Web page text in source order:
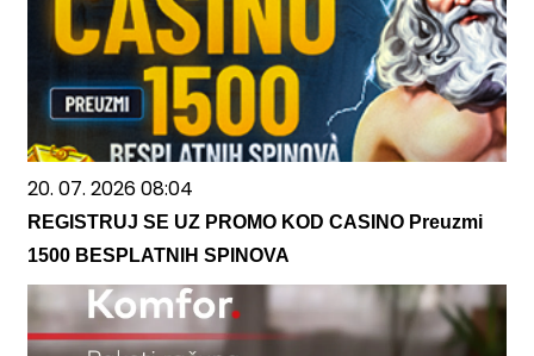
20. 07. 2026 08:04
REGISTRUJ SE UZ PROMO KOD CASINO Preuzmi
1500 BESPLATNIH SPINOVA